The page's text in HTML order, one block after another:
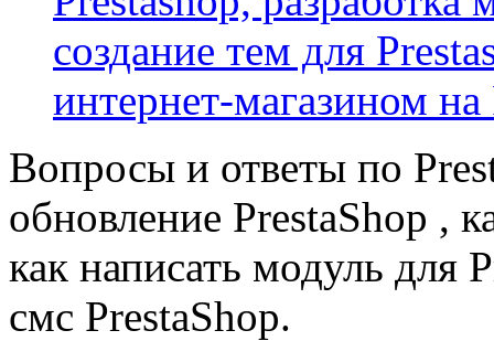
создание тем для
интернет-магазином на
Вопросы и ответы по
обновление PrestaShop ,
как написать модуль для
смс PrestaShop.